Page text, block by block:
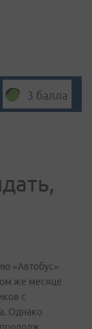
3 балла
«Автобус»
же месяце
с
Однако